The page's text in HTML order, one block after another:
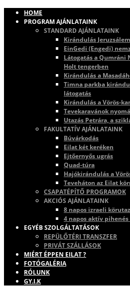
HOME
PROGRAM AJÁNLATAINK
STANDARD AJÁNLATAINK
Kirándulás
EinGedi (Engedi)
Látogatás a Qumráni
Holt tengerben
Kirándulás a
Timna parkba
látogatás
Kirándulás a Vörös-
Tevekaravánok
Utazás Petrára, a
FAKULTATÍV AJÁNLATAINK
Búvárkodás
Eilat két keréken
Ejtőernyős ugrás
Quad-túra
Hajókirándulás a
Teveháton az Eilat
CSAPATÉPÍTŐ PROGRAMOK
AKCIÓS AJÁNLATAINK
8 napos izraeli
4 napos aktív
EGYÉB SZOLGÁLTATÁSOK
REPÜLŐTÉRI TRANSZFER
PRIVÁT SZÁLLÁSOK
MIÉRT ÉPPEN EILAT ?
FOTÓGALÉRIA
RÓLUNK
GY.I.K